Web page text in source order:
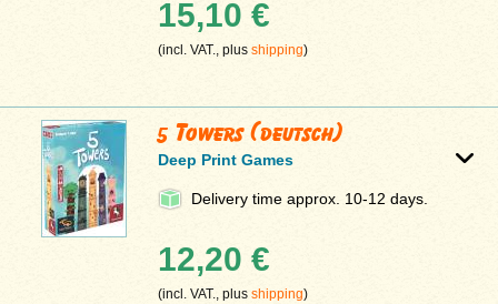
15,10 €
(incl. VAT., plusshipping)
5 Towers (deutsch)
Deep Print Games
Delivery time approx. 10-12 days.
12,20 €
(incl. VAT., plusshipping)